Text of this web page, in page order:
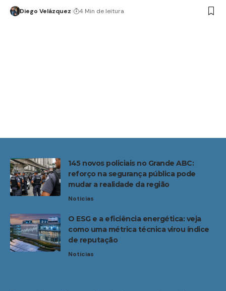
Diego Velázquez 4 Min de leitura
145 novos policiais no Grande ABC:
reforço na segurança pública pode
mudar a realidade da região
Noticias
O ESG e a eficiência energética: veja
como uma métrica técnica virou índice
de reputação
Noticias